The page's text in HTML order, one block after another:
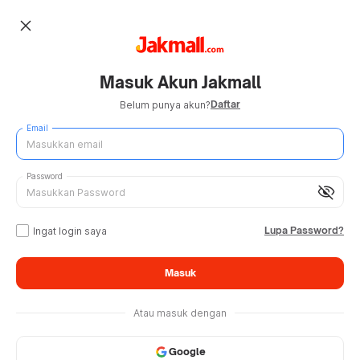
close
Masuk Akun Jakmall
Belum punya akun?Daftar
Email
visibility_off
Password
Ingat login saya Lupa Password?
Masuk
Atau masuk dengan
Google